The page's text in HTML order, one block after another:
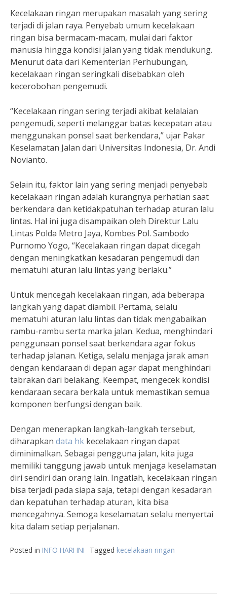
Kecelakaan ringan merupakan masalah yang sering
terjadi di jalan raya. Penyebab umum kecelakaan
ringan bisa bermacam-macam, mulai dari faktor
manusia hingga kondisi jalan yang tidak mendukung.
Menurut data dari Kementerian Perhubungan,
kecelakaan ringan seringkali disebabkan oleh
kecerobohan pengemudi.
“Kecelakaan ringan sering terjadi akibat kelalaian
pengemudi, seperti melanggar batas kecepatan atau
menggunakan ponsel saat berkendara,” ujar Pakar
Keselamatan Jalan dari Universitas Indonesia, Dr. Andi
Novianto.
Selain itu, faktor lain yang sering menjadi penyebab
kecelakaan ringan adalah kurangnya perhatian saat
berkendara dan ketidakpatuhan terhadap aturan lalu
lintas. Hal ini juga disampaikan oleh Direktur Lalu
Lintas Polda Metro Jaya, Kombes Pol. Sambodo
Purnomo Yogo, “Kecelakaan ringan dapat dicegah
dengan meningkatkan kesadaran pengemudi dan
mematuhi aturan lalu lintas yang berlaku.”
Untuk mencegah kecelakaan ringan, ada beberapa
langkah yang dapat diambil. Pertama, selalu
mematuhi aturan lalu lintas dan tidak mengabaikan
rambu-rambu serta marka jalan. Kedua, menghindari
penggunaan ponsel saat berkendara agar fokus
terhadap jalanan. Ketiga, selalu menjaga jarak aman
dengan kendaraan di depan agar dapat menghindari
tabrakan dari belakang. Keempat, mengecek kondisi
kendaraan secara berkala untuk memastikan semua
komponen berfungsi dengan baik.
Dengan menerapkan langkah-langkah tersebut,
diharapkan data hk kecelakaan ringan dapat
diminimalkan. Sebagai pengguna jalan, kita juga
memiliki tanggung jawab untuk menjaga keselamatan
diri sendiri dan orang lain. Ingatlah, kecelakaan ringan
bisa terjadi pada siapa saja, tetapi dengan kesadaran
dan kepatuhan terhadap aturan, kita bisa
mencegahnya. Semoga keselamatan selalu menyertai
kita dalam setiap perjalanan.
Posted in INFO HARI INI Tagged kecelakaan ringan